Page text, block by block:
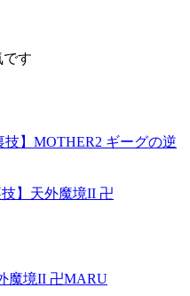
技】MOTHER2 ギーグの逆
魔境II 卍MARU